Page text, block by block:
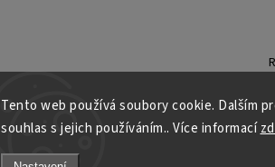
Tento web používá soubory cookie. Dalším
souhlas s jejich používáním.. Více informací
Copyright